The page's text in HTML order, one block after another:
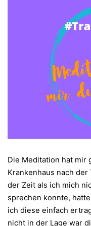
Die Meditation hat mir
Krankenhaus nach
der Zeit als ich mich
sprechen konnte,
ich diese einfach
nicht in der Lage war